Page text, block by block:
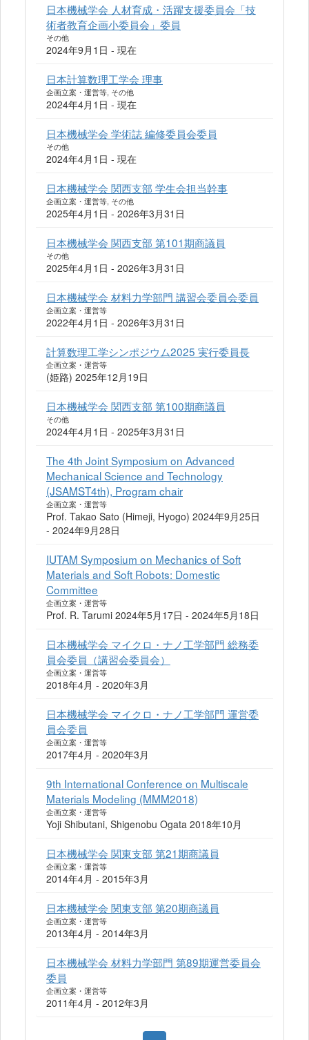
日本機械学会 人材育成・活躍支援委員会「技
術者教育企画小委員会」委員
その他
2024年9月1日 - 現在
日本計算数理工学会 理事
企画立案・運営等, その他
2024年4月1日 - 現在
日本機械学会 学術誌 編修委員会委員
その他
2024年4月1日 - 現在
日本機械学会 関西支部 学生会担当幹事
企画立案・運営等, その他
2025年4月1日 - 2026年3月31日
日本機械学会 関西支部 第101期商議員
その他
2025年4月1日 - 2026年3月31日
日本機械学会 材料力学部門 講習会委員会委員
企画立案・運営等
2022年4月1日 - 2026年3月31日
計算数理工学シンポジウム2025 実行委員長
企画立案・運営等
(姫路) 2025年12月19日
日本機械学会 関西支部 第100期商議員
その他
2024年4月1日 - 2025年3月31日
The 4th Joint Symposium on Advanced
Mechanical Science and Technology
(JSAMST4th), Program chair
企画立案・運営等
Prof. Takao Sato (Himeji, Hyogo) 2024年9月25日
- 2024年9月28日
IUTAM Symposium on Mechanics of Soft
Materials and Soft Robots: Domestic
Committee
企画立案・運営等
Prof. R. Tarumi 2024年5月17日 - 2024年5月18日
日本機械学会 マイクロ・ナノ工学部門 総務委
員会委員（講習会委員会）
企画立案・運営等
2018年4月 - 2020年3月
日本機械学会 マイクロ・ナノ工学部門 運営委
員会委員
企画立案・運営等
2017年4月 - 2020年3月
9th International Conference on Multiscale
Materials Modeling (MMM2018)
企画立案・運営等
Yoji Shibutani, Shigenobu Ogata 2018年10月
日本機械学会 関東支部 第21期商議員
企画立案・運営等
2014年4月 - 2015年3月
日本機械学会 関東支部 第20期商議員
企画立案・運営等
2013年4月 - 2014年3月
日本機械学会 材料力学部門 第89期運営委員会
委員
企画立案・運営等
2011年4月 - 2012年3月